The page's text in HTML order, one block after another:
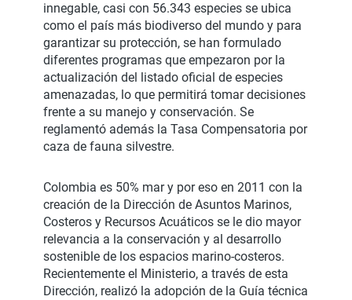
innegable, casi con 56.343 especies se ubica
como el país más biodiverso del mundo y para
garantizar su protección, se han formulado
diferentes programas que empezaron por la
actualización del listado oficial de especies
amenazadas, lo que permitirá tomar decisiones
frente a su manejo y conservación. Se
reglamentó además la Tasa Compensatoria por
caza de fauna silvestre.
Colombia es 50% mar y por eso en 2011 con la
creación de la Dirección de Asuntos Marinos,
Costeros y Recursos Acuáticos se le dio mayor
relevancia a la conservación y al desarrollo
sostenible de los espacios marino-costeros.
Recientemente el Ministerio, a través de esta
Dirección, realizó la adopción de la Guía técnica